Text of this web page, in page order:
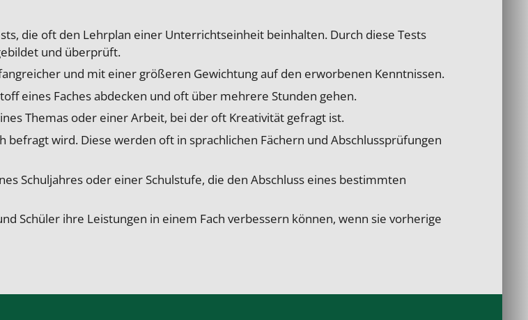
die oft den Lehrplan einer Unterrichtseinheit beinhalten. Durch diese Tests
und überprüft.
und mit einer größeren Gewichtung auf den erworbenen Kenntnissen.
eines Faches abdecken und oft über mehrere Stunden gehen.
Themas oder einer Arbeit, bei der oft Kreativität gefragt ist.
befragt wird. Diese werden oft in sprachlichen Fächern und Abschlussprüfungen
Schuljahres oder einer Schulstufe, die den Abschluss eines bestimmten
Schüler ihre Leistungen in einem Fach verbessern können, wenn sie vorherige